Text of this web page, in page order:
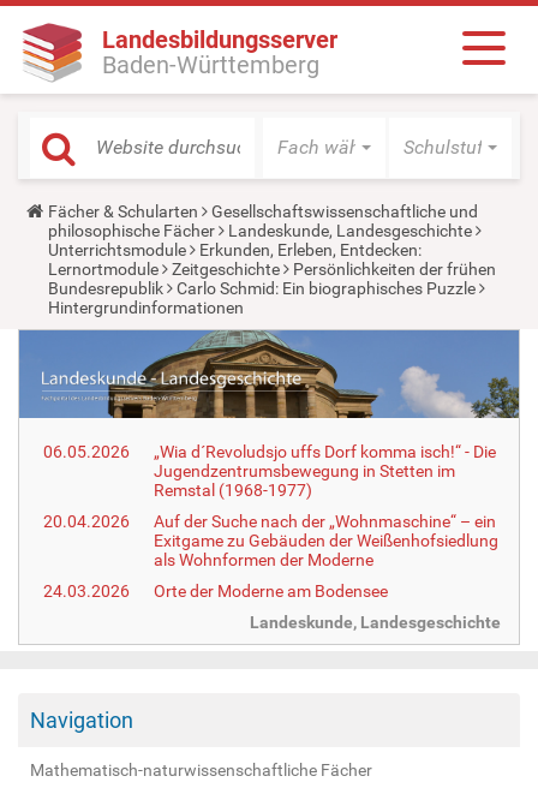
Landesbildungsserver
Baden-Württemberg
Fach wählen Schulstufe
Y
o
u
a
r
e
h
e
:
Fächer & Schularten
Gesellschaftswissenschaftliche und
philosophische Fächer
Landeskunde, Landesgeschichte
Unterrichtsmodule
Erkunden, Erleben, Entdecken:
Lernortmodule
Zeitgeschichte
Persönlichkeiten der frühen
Bundesrepublik
Carlo Schmid: Ein biographisches Puzzle
Hintergrundinformationen
06.05.2026
„Wia d´Revoludsjo uffs Dorf komma isch!“ - Die
Jugendzentrumsbewegung in Stetten im
Remstal (1968-1977)
20.04.2026
Auf der Suche nach der „Wohnmaschine“ – ein
Exitgame zu Gebäuden der Weißenhofsiedlung
als Wohnformen der Moderne
24.03.2026
Orte der Moderne am Bodensee
Landeskunde, Landesgeschichte
Navigation
Mathematisch-naturwissenschaftliche Fächer